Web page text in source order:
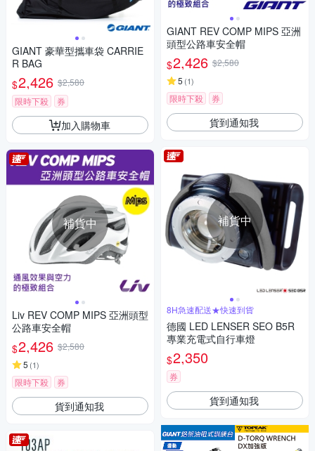
GIANT 豪華型攜車袋 CARRIE
R BAG
$2,426 $2,580
限時下殺
券
加入購物車
補貨中
Liv REV COMP MIPS 亞洲頭型
公路車安全帽
$2,426 $2,580
5 (1)
限時下殺 券
貨到通知我
GIANT REV COMP MIPS 亞洲
頭型公路車安全帽
$2,426 $2,580
5 (1)
限時下殺 券
貨到通知我
補貨中
8H急速配送★快速到貨
德國 LED LENSER SEO B5R
專業充電式自行車燈
$2,350
券
貨到通知我